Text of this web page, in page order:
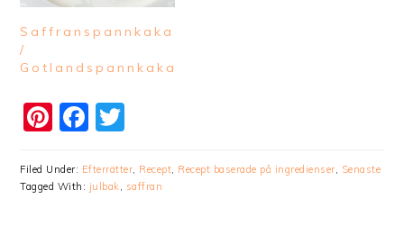
Saffranspannkaka
/
Gotlandspannkaka
Pinterest
Facebook
Filed Under: Efterrätter, Recept, Recept baserade på ingredienser, Senaste
Tagged With: julbak, saffran